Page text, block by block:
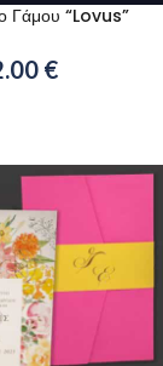
Γάμου “Lovus”
€